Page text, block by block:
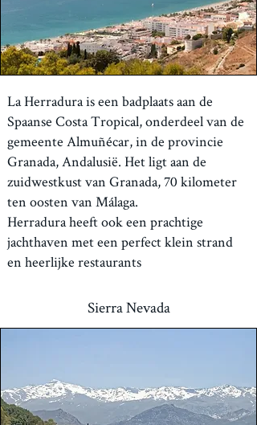
La Herradura is een badplaats aan de
Spaanse Costa Tropical, onderdeel van de
gemeente Almuñécar, in de provincie
Granada, Andalusië. Het ligt aan de
zuidwestkust van Granada, 70 kilometer
ten oosten van Málaga.
Herradura heeft ook een prachtige
jachthaven met een perfect klein strand
en heerlijke restaurants
Sierra Nevada